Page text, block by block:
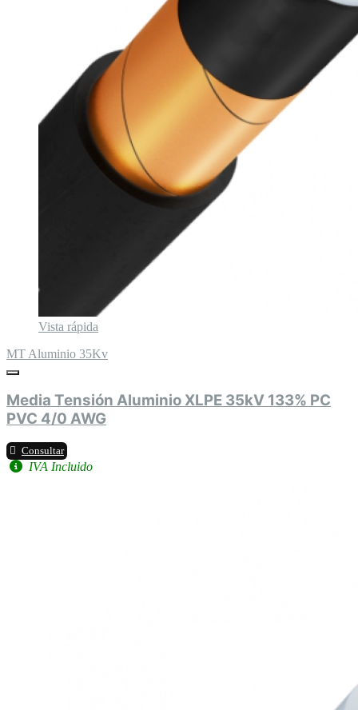
Vista rápida
MT Aluminio 35Kv
Media Tensión Aluminio XLPE 35kV 133% PC
PVC 4/0 AWG
Consultar
IVA Incluido